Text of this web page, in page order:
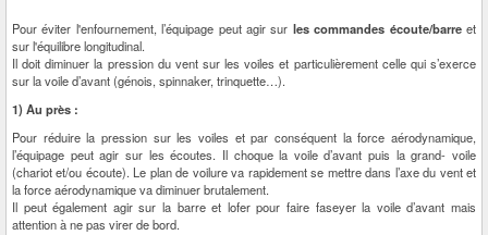
Pour éviter l'enfournement, l’équipage peut agir sur les commandes écoute/barreet
sur l'équilibre longitudinal.
Il doit diminuer la pression du vent sur les voiles et particulièrement celle qui s’exerce
sur la voile d’avant (génois, spinnaker, trinquette…).
1) Au près :
Pour réduire la pression sur les voiles et par conséquent la force aérodynamique,
l’équipage peut agir sur les écoutes. Il choque la voile d’avant puis la grand- voile
(chariot et/ou écoute). Le plan de voilure va rapidement se mettre dans l’axe du vent et
la force aérodynamique va diminuer brutalement.
Il peut également agir sur la barre et lofer pour faire faseyer la voile d’avant mais
attention à ne pas virer de bord.